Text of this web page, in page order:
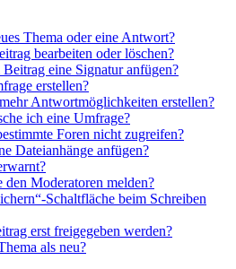
Thema oder eine Antwort?
bearbeiten oder löschen?
eine Signatur anfügen?
erstellen?
Antwortmöglichkeiten erstellen?
ich eine Umfrage?
Foren nicht zugreifen?
Dateianhänge anfügen?
Moderatoren melden?
Schaltfläche beim Schreiben
erst freigegeben werden?
als neu?